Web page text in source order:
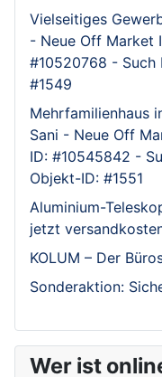
Vielseitiges
- Neue Off Market
#10520768 -
#1549
Mehrfamilienhaus
Sani - Neue Off
ID: #10545842 -
Objekt-ID: #1551
Aluminium-
jetzt
KOLUM – Der
Sonderaktion:
Wer ist